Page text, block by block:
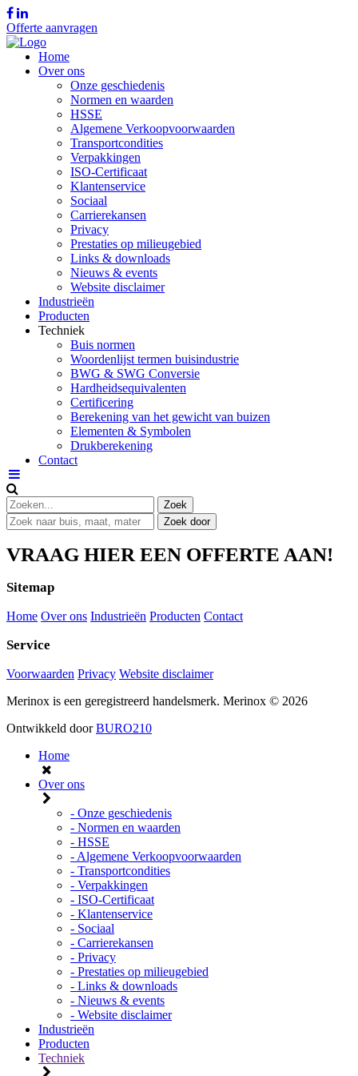
Offerte aanvragen
Home
Over ons
Onze geschiedenis
Normen en waarden
HSSE
Algemene Verkoopvoorwaarden
Transportcondities
Verpakkingen
ISO-Certificaat
Klantenservice
Sociaal
Carrierekansen
Privacy
Prestaties op milieugebied
Links & downloads
Nieuws & events
Website disclaimer
Industrieën
Producten
Techniek
Buis normen
Woordenlijst termen buisindustrie
BWG & SWG Conversie
Hardheidsequivalenten
Certificering
Berekening van het gewicht van buizen
Elementen & Symbolen
Drukberekening
Contact
VRAAG HIER EEN OFFERTE AAN!
Sitemap
Home Over ons Industrieën Producten Contact
Service
Voorwaarden Privacy Website disclaimer
Merinox is een geregistreerd handelsmerk. Merinox © 2026
Ontwikkeld doorBURO210
Home
Over ons
- Onze geschiedenis
- Normen en waarden
- HSSE
- Algemene Verkoopvoorwaarden
- Transportcondities
- Verpakkingen
- ISO-Certificaat
- Klantenservice
- Sociaal
- Carrierekansen
- Privacy
- Prestaties op milieugebied
- Links & downloads
- Nieuws & events
- Website disclaimer
Industrieën
Producten
Techniek